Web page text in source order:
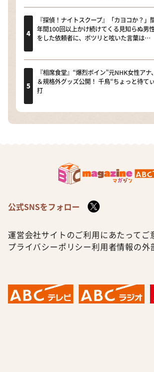
『探偵！ナイトスクープ』「カヨコか？」
年間100回以上かけ続けてくる見知らぬ男
をした依頼者に、ポツリと呟いた言葉は…
『相席食堂』“爆烈ボイン”元NHK女性ア
＆規格外グッズ公開！ 千鳥“ちょっと待て
打
公式SNSをフォロー
運営会社サイトのご利用にあたって ご
プライバシーポリシー利用者情報の外